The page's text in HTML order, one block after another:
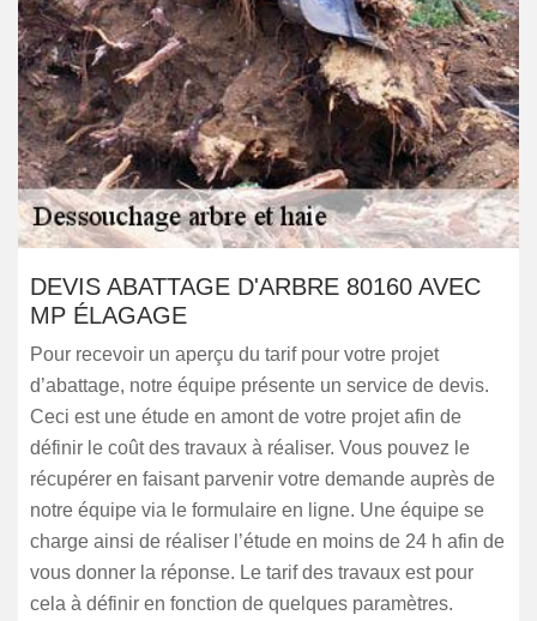
DEVIS ABATTAGE D'ARBRE 80160 AVEC
MP ÉLAGAGE
Pour recevoir un aperçu du tarif pour votre projet
d’abattage, notre équipe présente un service de devis.
Ceci est une étude en amont de votre projet afin de
définir le coût des travaux à réaliser. Vous pouvez le
récupérer en faisant parvenir votre demande auprès de
notre équipe via le formulaire en ligne. Une équipe se
charge ainsi de réaliser l’étude en moins de 24 h afin de
vous donner la réponse. Le tarif des travaux est pour
cela à définir en fonction de quelques paramètres.